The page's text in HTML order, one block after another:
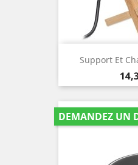
Support Et
Prix
DEMANDEZ UN